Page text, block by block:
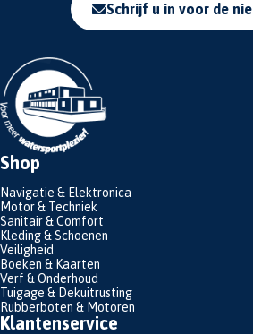
Schrijf u in voor de
Shop
Navigatie & Elektronica
Motor & Techniek
Sanitair & Comfort
Kleding & Schoenen
Veiligheid
Boeken & Kaarten
Verf & Onderhoud
Tuigage & Dekuitrusting
Rubberboten & Motoren
Klantenservice